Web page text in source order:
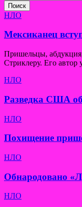
Поиск
НЛО
Мексиканец
Пришельцы,
Стриклеру. Его автор
НЛО
Разведка США
НЛО
Похищение
НЛО
Обнародовано
НЛО